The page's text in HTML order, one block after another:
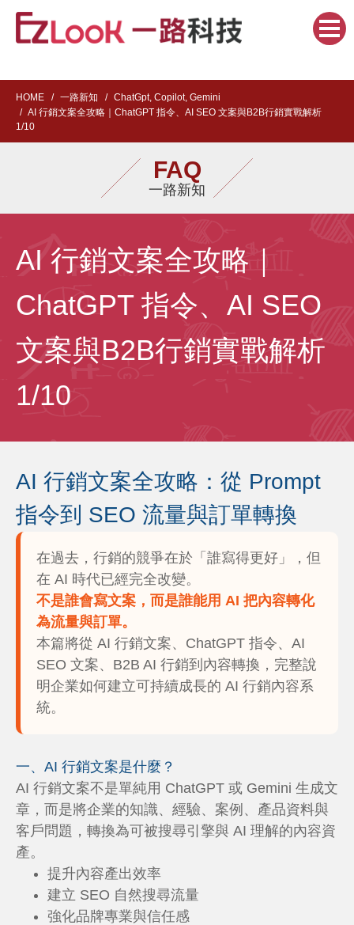
HOME 一路新知
ChatGpt, Copilot, Gemini
AI 行銷文案全攻略｜ChatGPT 指令、AI SEO 文案與B2B行銷實戰解析
1/10
FAQ
一路新知
AI 行銷文案全攻略｜
ChatGPT 指令、AI SEO
文案與B2B行銷實戰解析
1/10
AI 行銷文案全攻略：從 Prompt
指令到 SEO 流量與訂單轉換
在過去，行銷的競爭在於「誰寫得更好」，但
在 AI 時代已經完全改變。
不是誰會寫文案，而是誰能用 AI 把內容轉化
為流量與訂單。
本篇將從 AI 行銷文案、ChatGPT 指令、AI
SEO 文案、B2B AI 行銷到內容轉換，完整說
明企業如何建立可持續成長的 AI 行銷內容系
統。
一、AI 行銷文案是什麼？
AI 行銷文案不是單純用 ChatGPT 或 Gemini 生成文
章，而是將企業的知識、經驗、案例、產品資料與
客戶問題，轉換為可被搜尋引擎與 AI 理解的內容資
產。
提升內容產出效率
建立 SEO 自然搜尋流量
強化品牌專業與信任感